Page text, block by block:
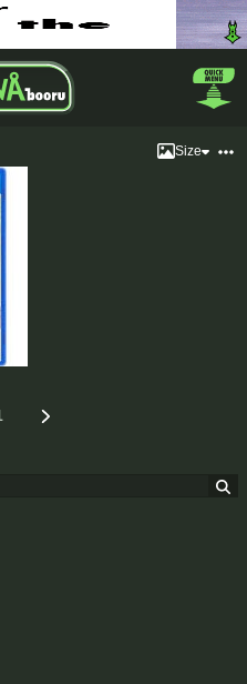
Size